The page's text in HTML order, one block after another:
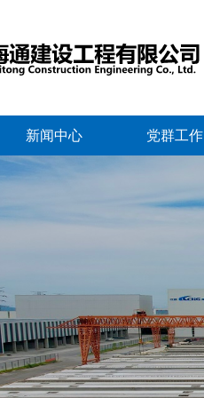
新闻中心 党群工作